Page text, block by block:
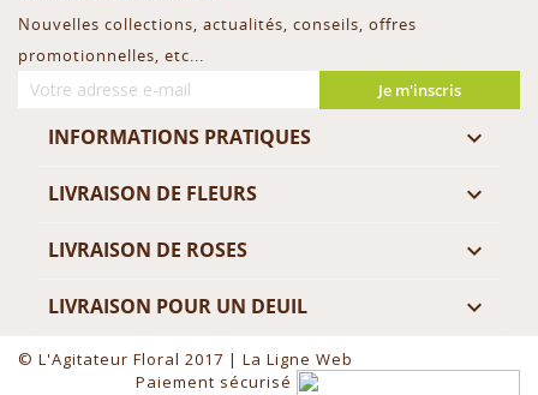
Nouvelles collections, actualités, conseils, offres
promotionnelles, etc...
Je m'inscris
INFORMATIONS PRATIQUES 
LIVRAISON DE FLEURS 
LIVRAISON DE ROSES 
LIVRAISON POUR UN DEUIL 
© L'Agitateur Floral 2017 | La Ligne Web
Paiement sécurisé